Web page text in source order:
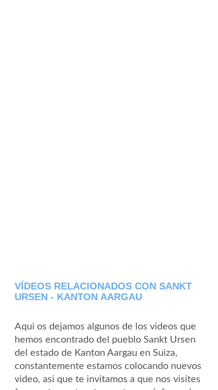
VÍDEOS RELACIONADOS CON SANKT
URSEN - KANTON AARGAU
Aqui os dejamos algunos de los videos que
hemos encontrado del pueblo Sankt Ursen
del estado de Kanton Aargau en Suiza,
constantemente estamos colocando nuevos
video, asi que te invitamos a que nos visites